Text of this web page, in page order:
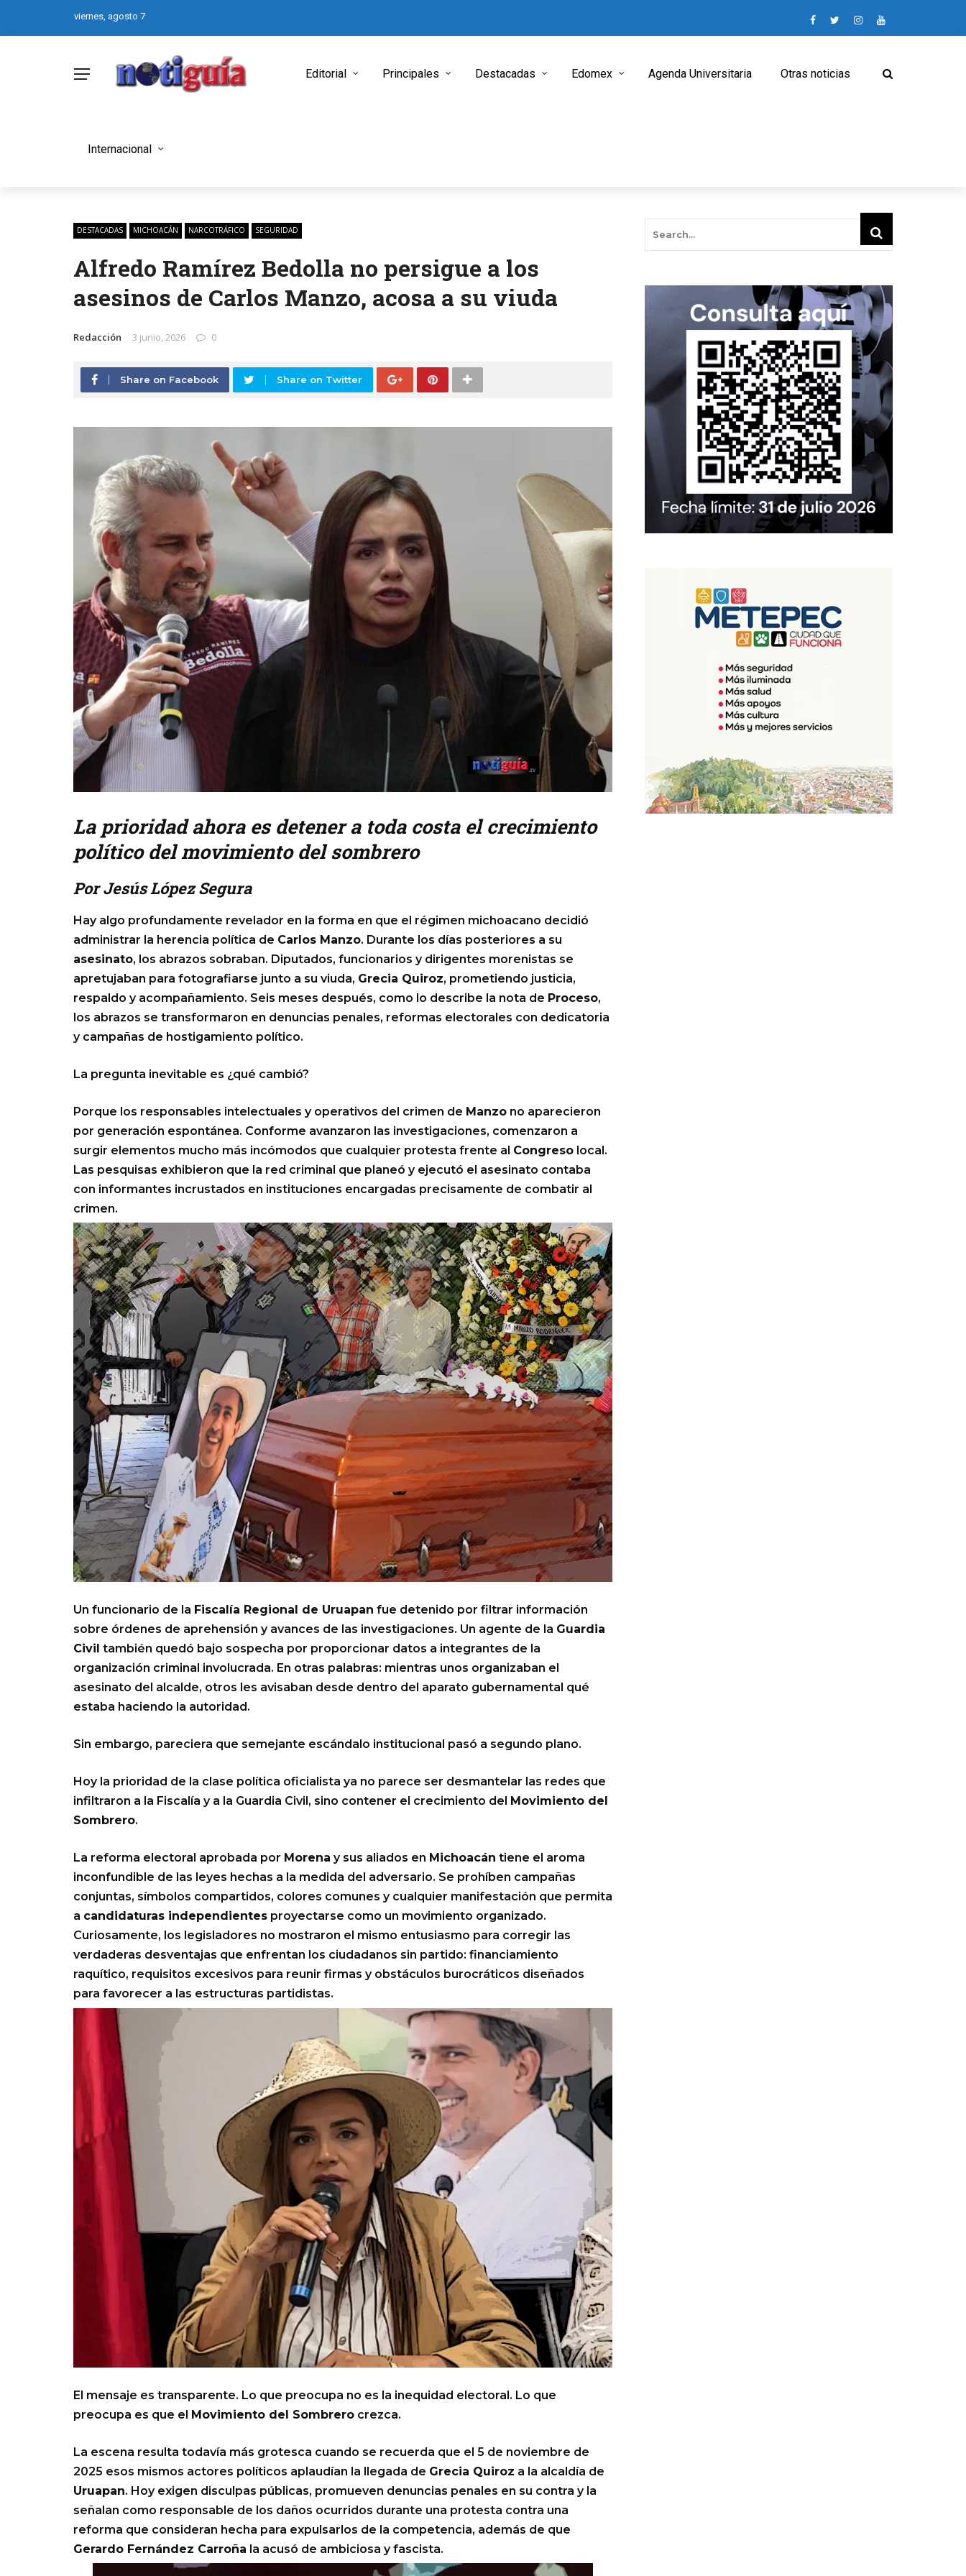
viernes, agosto 7
Editorial Principales Destacadas Edomex Agenda Universitaria Otras noticias
Internacional
DESTACADAS MICHOACÁN NARCOTRÁFICO SEGURIDAD
Alfredo Ramírez Bedolla no persigue a los
asesinos de Carlos Manzo, acosa a su viuda
Redacción 3 junio, 2026 0
Share on Facebook Share on Twitter
La prioridad ahora es detener a toda costa el crecimiento
político del movimiento del sombrero
Por Jesús López Segura
Hay algo profundamente revelador en la forma en que el régimen michoacano decidió
administrar la herencia política de Carlos Manzo. Durante los días posteriores a su
asesinato, los abrazos sobraban. Diputados, funcionarios y dirigentes morenistas se
apretujaban para fotografiarse junto a su viuda, Grecia Quiroz, prometiendo justicia,
respaldo y acompañamiento. Seis meses después, como lo describe la nota de Proceso,
los abrazos se transformaron en denuncias penales, reformas electorales con dedicatoria
y campañas de hostigamiento político.
La pregunta inevitable es ¿qué cambió?
Porque los responsables intelectuales y operativos del crimen de Manzo no aparecieron
por generación espontánea. Conforme avanzaron las investigaciones, comenzaron a
surgir elementos mucho más incómodos que cualquier protesta frente al Congreso local.
Las pesquisas exhibieron que la red criminal que planeó y ejecutó el asesinato contaba
con informantes incrustados en instituciones encargadas precisamente de combatir al
crimen.
Un funcionario de la Fiscalía Regional de Uruapan fue detenido por filtrar información
sobre órdenes de aprehensión y avances de las investigaciones. Un agente de la Guardia
Civil también quedó bajo sospecha por proporcionar datos a integrantes de la
organización criminal involucrada. En otras palabras: mientras unos organizaban el
asesinato del alcalde, otros les avisaban desde dentro del aparato gubernamental qué
estaba haciendo la autoridad.
Sin embargo, pareciera que semejante escándalo institucional pasó a segundo plano.
Hoy la prioridad de la clase política oficialista ya no parece ser desmantelar las redes que
infiltraron a la Fiscalía y a la Guardia Civil, sino contener el crecimiento del
Movimiento del
Sombrero.
La reforma electoral aprobada por Morena y sus aliados en Michoacán tiene el aroma
inconfundible de las leyes hechas a la medida del adversario. Se prohíben campañas
conjuntas, símbolos compartidos, colores comunes y cualquier manifestación que permita
a candidaturas independientes proyectarse como un movimiento organizado.
Curiosamente, los legisladores no mostraron el mismo entusiasmo para corregir las
verdaderas desventajas que enfrentan los ciudadanos sin partido: financiamiento
raquítico, requisitos excesivos para reunir firmas y obstáculos burocráticos diseñados
para favorecer a las estructuras partidistas.
El mensaje es transparente. Lo que preocupa no es la inequidad electoral. Lo que
preocupa es que el Movimiento del Sombrero crezca.
La escena resulta todavía más grotesca cuando se recuerda que el 5 de noviembre de
2025 esos mismos actores políticos aplaudían la llegada de Grecia Quiroz a la alcaldía de
Uruapan. Hoy exigen disculpas públicas, promueven denuncias penales en su contra y la
señalan como responsable de los daños ocurridos durante una protesta contra una
reforma que consideran hecha para expulsarlos de la competencia, además de que
Gerardo Fernández Carroña la acusó de ambiciosa y fascista.